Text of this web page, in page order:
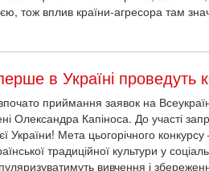
Олександра Капіноса. До участі
України! Мета цьогорічного
традиційної культури у
вивчення і
давніх традицій, звичаїв, обрядів,
інструментах, народних